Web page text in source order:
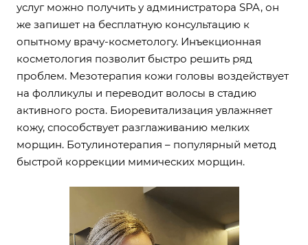
услуг можно получить у администратора SPA, он
же запишет на бесплатную консультацию к
опытному врачу-косметологу. Инъекционная
косметология позволит быстро решить ряд
проблем. Мезотерапия кожи головы воздействует
на фолликулы и переводит волосы в стадию
активного роста. Биоревитализация увлажняет
кожу, способствует разглаживанию мелких
морщин. Ботулинотерапия – популярный метод
быстрой коррекции мимических морщин.